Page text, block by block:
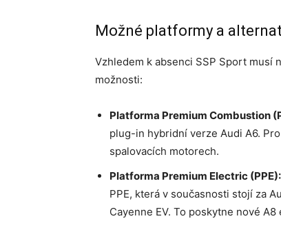
Možné platformy a
Vzhledem k absenci SSP Sport musí
možnosti:
Platforma Premium Combustion
plug-in hybridní verze Audi A6.
spalovacích motorech.
Platforma Premium Electric (PPE):
PPE, která v současnosti stojí za
Cayenne EV. To poskytne nové